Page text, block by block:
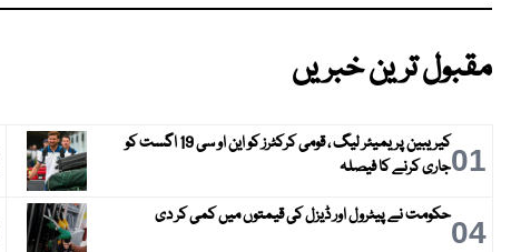
مقبول ترین خبریں
01
کیریبین پریمیئر لیگ ، قومی کرکٹرز کو این او سی 19 اگست کو
جاری کرنے کا فیصلہ
04حکومت نے پیٹرول اور ڈیزل کی قیمتوں میں کمی کر دی